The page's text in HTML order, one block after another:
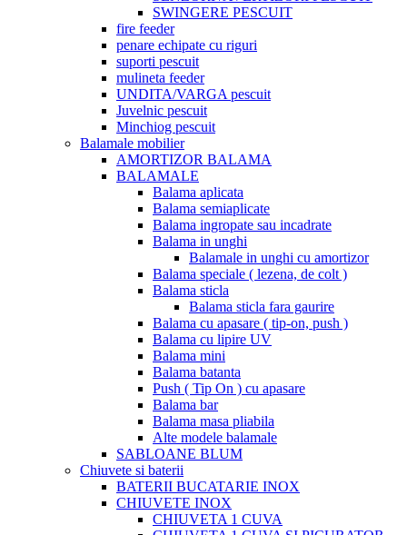
SWINGERE PESCUIT
fire feeder
penare echipate cu riguri
suporti pescuit
mulineta feeder
UNDITA/VARGA pescuit
Juvelnic pescuit
Minchiog pescuit
Balamale mobilier
AMORTIZOR BALAMA
BALAMALE
Balama aplicata
Balama semiaplicate
Balama ingropate sau incadrate
Balama in unghi
Balamale in unghi cu amortizor
Balama speciale ( lezena, de colt )
Balama sticla
Balama sticla fara gaurire
Balama cu apasare ( tip-on, push )
Balama cu lipire UV
Balama mini
Balama batanta
Push ( Tip On ) cu apasare
Balama bar
Balama masa pliabila
Alte modele balamale
SABLOANE BLUM
Chiuvete si baterii
BATERII BUCATARIE INOX
CHIUVETE INOX
CHIUVETA 1 CUVA